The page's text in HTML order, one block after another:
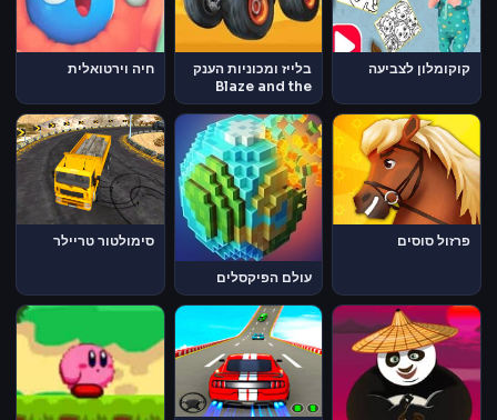
קוקומלון לצביעה
בלייז ומכוניות הענק
Blaze and the
Monster
Machines
חיה וירטואלית
פרזול סוסים
עולם הפיקסלים
סימולטור טריילר